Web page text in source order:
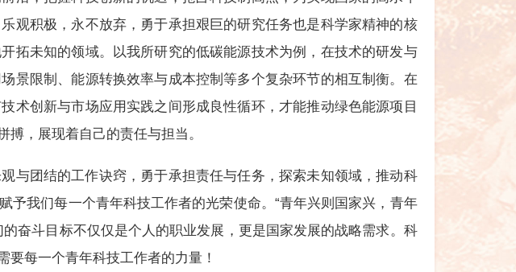
观积极，永不放弃，勇于承担艰巨的研究任务也是科学家精神的核
拓未知的领域。以我所研究的低碳能源技术为例，在技术的研发与
景限制、能源转换效率与成本控制等多个复杂环节的相互制衡。在
术创新与市场应用实践之间形成良性循环，才能推动绿色能源项目
，展现着自己的责任与担当。
与团结的工作诀窍，勇于承担责任与任务，探索未知领域，推动科
我们每一个青年科技工作者的光荣使命。“青年兴则国家兴，青年
奋斗目标不仅仅是个人的职业发展，更是国家发展的战略需求。科
每一个青年科技工作者的力量！